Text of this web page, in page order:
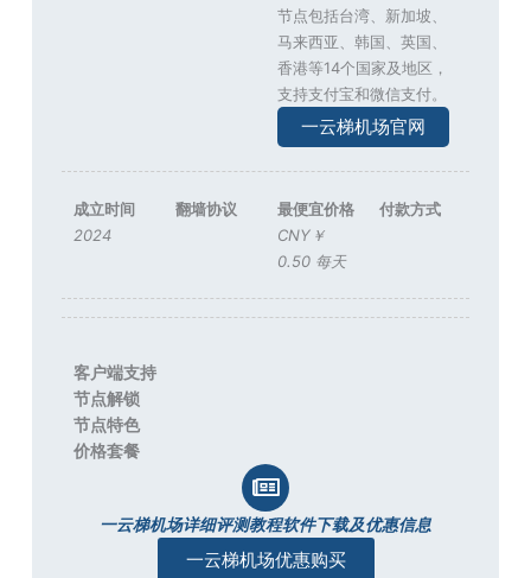
节点包括台湾、新加坡、
马来西亚、韩国、英国、
香港等14个国家及地区，
支持支付宝和微信支付。
一云梯机场官网
成立时间
2024
翻墙协议
最便宜价格
CNY￥
0.50 每天
付款方式
客户端支持
节点解锁
节点特色
价格套餐
一云梯机场详细评测教程软件下载及优惠信息
一云梯机场优惠购买